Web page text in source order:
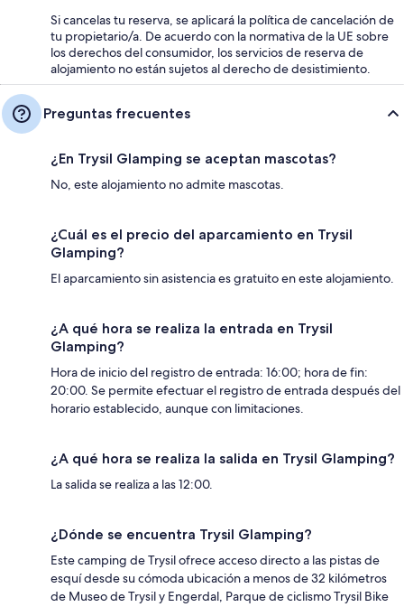
Si cancelas tu reserva, se aplicará la política de cancelación de
tu propietario/a. De acuerdo con la normativa de la UE sobre
los derechos del consumidor, los servicios de reserva de
alojamiento no están sujetos al derecho de desistimiento.
Preguntas frecuentes
¿En Trysil Glamping se aceptan mascotas?
No, este alojamiento no admite mascotas.
¿Cuál es el precio del aparcamiento en Trysil
Glamping?
El aparcamiento sin asistencia es gratuito en este alojamiento.
¿A qué hora se realiza la entrada en Trysil
Glamping?
Hora de inicio del registro de entrada: 16:00; hora de fin:
20:00. Se permite efectuar el registro de entrada después del
horario establecido, aunque con limitaciones.
¿A qué hora se realiza la salida en Trysil Glamping?
La salida se realiza a las 12:00.
¿Dónde se encuentra Trysil Glamping?
Este camping de Trysil ofrece acceso directo a las pistas de
esquí desde su cómoda ubicación a menos de 32 kilómetros
de Museo de Trysil y Engerdal, Parque de ciclismo Trysil Bike